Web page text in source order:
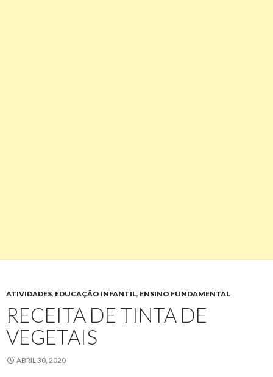
ATIVIDADES, EDUCAÇÃO INFANTIL, ENSINO FUNDAMENTAL
RECEITA DE TINTA DE
VEGETAIS
ABRIL 30, 2020